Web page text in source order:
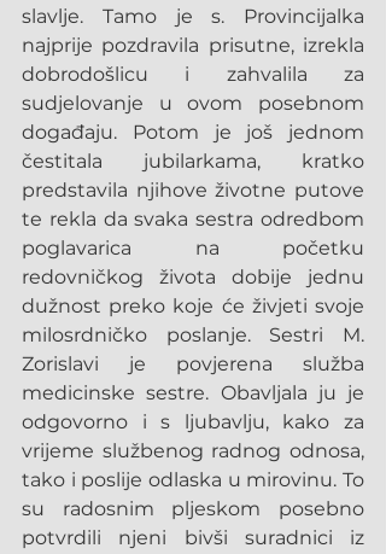
slavlje. Tamo je s. Provincijalka
najprije pozdravila prisutne, izrekla
dobrodošlicu i zahvalila za
sudjelovanje u ovom posebnom
događaju. Potom je još jednom
čestitala jubilarkama, kratko
predstavila njihove životne putove
te rekla da svaka sestra odredbom
poglavarica na početku
redovničkog života dobije jednu
dužnost preko koje će živjeti svoje
milosrdničko poslanje. Sestri M.
Zorislavi je povjerena služba
medicinske sestre. Obavljala ju je
odgovorno i s ljubavlju, kako za
vrijeme službenog radnog odnosa,
tako i poslije odlaska u mirovinu. To
su radosnim pljeskom posebno
potvrdili njeni bivši suradnici iz